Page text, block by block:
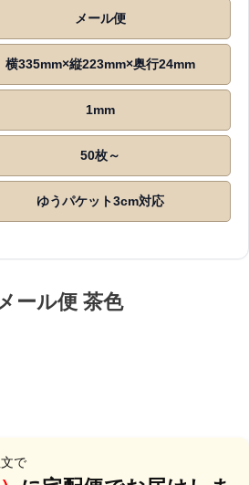
メール便
横335mm×縦223mm×奥行24mm
1mm
50枚～
ゆうパケット3cm対応
ール便 茶色
で